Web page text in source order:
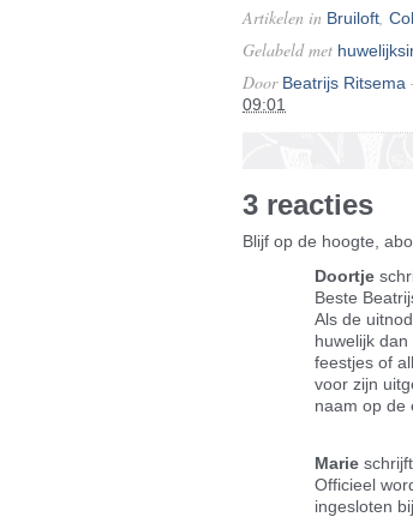
Artikelen in Bruiloft,
Gelabeld met
Door Beatrijs Ritsema
09:01
3 reacties
Blijf op de hoogte,
Doortje
Beste
Als de
huwelijk
feestjes of
voor zijn
naam op de
Marie schrijft
Officieel
ingesloten